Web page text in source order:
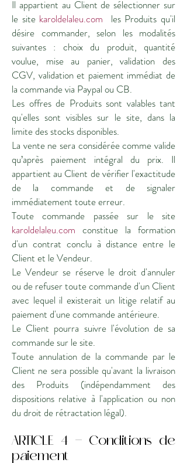
Il appartient au Client de sélectionner sur
le site karoldelaleu.com les Produits qu'il
désire commander, selon les modalités
suivantes : choix du produit, quantité
voulue, mise au panier, validation des
CGV, validation et paiement immédiat de
la commande via Paypal ou CB.
Les offres de Produits sont valables tant
qu'elles sont visibles sur le site, dans la
limite des stocks disponibles.
La vente ne sera considérée comme valide
qu’après paiement intégral du prix. Il
appartient au Client de vérifier l'exactitude
de la commande et de signaler
immédiatement toute erreur.
Toute commande passée sur le site
karoldelaleu.com constitue la formation
d'un contrat conclu à distance entre le
Client et le Vendeur.
Le Vendeur se réserve le droit d'annuler
ou de refuser toute commande d'un Client
avec lequel il existerait un litige relatif au
paiement d'une commande antérieure.
Le Client pourra suivre l'évolution de sa
commande sur le site.
Toute annulation de la commande par le
Client ne sera possible qu'avant la livraison
des Produits (indépendamment des
dispositions relative à l'application ou non
du droit de rétractation légal).
ARTICLE 4 - Conditions de
paiement